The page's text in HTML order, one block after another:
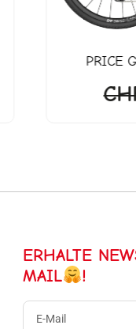
PRICE
ERHALTE
MAIL
!